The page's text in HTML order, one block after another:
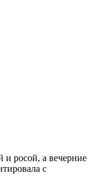
и росой, а вечерние
с